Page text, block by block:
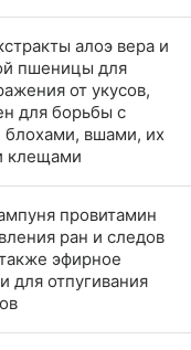
алоэ вера и
пшеницы для
от укусов,
для борьбы с
блохами, вшами, их
клещами
провитамин
ран и следов
эфирное
для отпугивания